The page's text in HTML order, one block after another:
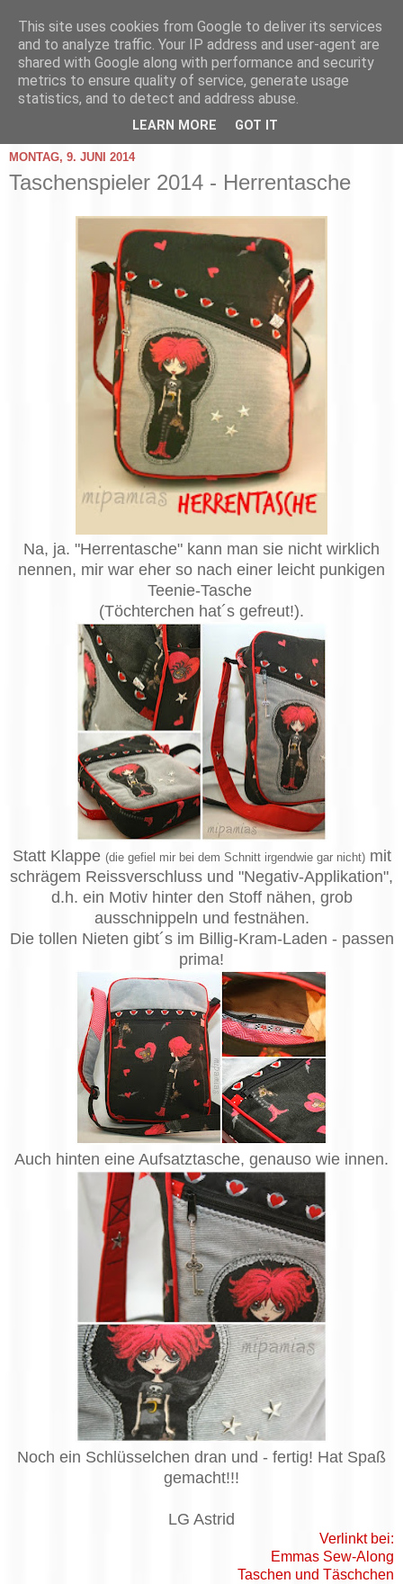
MONTAG, 9. JUNI 2014
Taschenspieler 2014 - Herrentasche
Na, ja. "Herrentasche" kann man sie nicht wirklich
nennen, mir war eher so nach einer leicht punkigen
Teenie-Tasche
(Töchterchen hat´s gefreut!).
Statt Klappe (die gefiel mir bei dem Schnitt irgendwie gar nicht)mit
schrägem Reissverschluss und "Negativ-Applikation",
d.h. ein Motiv hinter den Stoff nähen, grob
ausschnippeln und festnähen.
Die tollen Nieten gibt´s im Billig-Kram-Laden - passen
prima!
Auch hinten eine Aufsatztasche, genauso wie innen.
Noch ein Schlüsselchen dran und - fertig! Hat Spaß
gemacht!!!
LG Astrid
Verlinkt bei:
Emmas Sew-Along
Taschen und Täschchen
This site uses cookies from Google to deliver its services
and to analyze traffic. Your IP address and user-agent are
shared with Google along with performance and security
metrics to ensure quality of service, generate usage
statistics, and to detect and address abuse.
LEARN MORE GOT IT